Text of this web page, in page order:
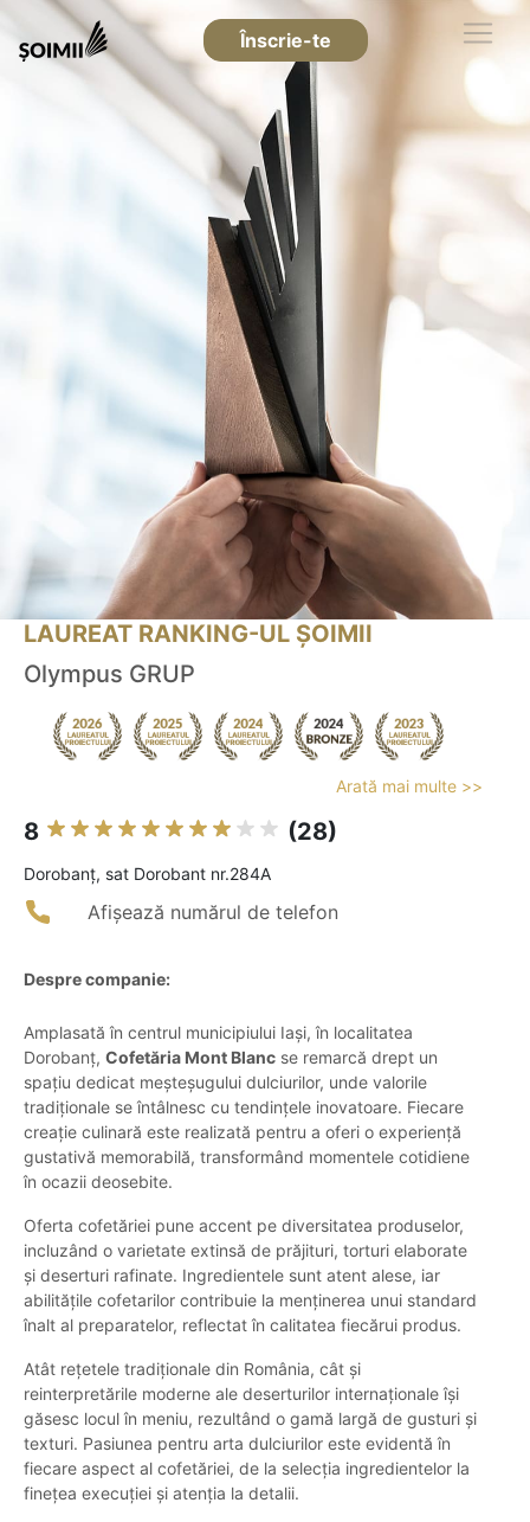
Înscrie-te
LAUREAT RANKING-UL ȘOIMII
Olympus GRUP
Arată mai multe >>
8 (28)
Dorobanţ, sat Dorobant nr.284A
Afișează numărul de telefon
Despre companie:
Amplasată în centrul municipiului Iași, în localitatea
Dorobanț, Cofetăria Mont Blanc se remarcă drept un
spațiu dedicat meșteșugului dulciurilor, unde valorile
tradiționale se întâlnesc cu tendințele inovatoare. Fiecare
creație culinară este realizată pentru a oferi o experiență
gustativă memorabilă, transformând momentele cotidiene
în ocazii deosebite.
Oferta cofetăriei pune accent pe diversitatea produselor,
incluzând o varietate extinsă de prăjituri, torturi elaborate
și deserturi rafinate. Ingredientele sunt atent alese, iar
abilitățile cofetarilor contribuie la menținerea unui standard
înalt al preparatelor, reflectat în calitatea fiecărui produs.
Atât rețetele tradiționale din România, cât și
reinterpretările moderne ale deserturilor internaționale își
găsesc locul în meniu, rezultând o gamă largă de gusturi și
texturi. Pasiunea pentru arta dulciurilor este evidentă în
fiecare aspect al cofetăriei, de la selecția ingredientelor la
finețea execuției și atenția la detalii.